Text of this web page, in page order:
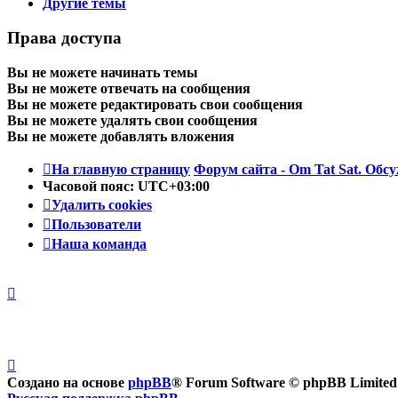
Другие темы
Права доступа
Вы не можете начинать темы
Вы не можете отвечать на сообщения
Вы не можете редактировать свои сообщения
Вы не можете удалять свои сообщения
Вы не можете добавлять вложения
На главную страницу Форум сайта - Om Tat Sat.
Часовой пояс: UTC+03:00
Удалить cookies
Пользователи
Наша команда
Создано на основе phpBB® Forum Software © phpBB Limited